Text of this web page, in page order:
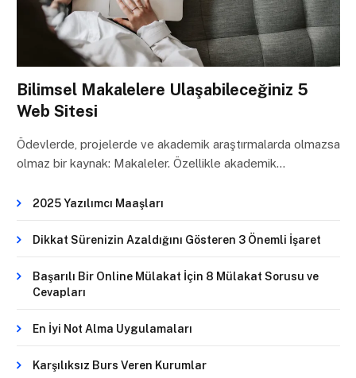
Bilimsel Makalelere Ulaşabileceğiniz 5
Web Sitesi
Ödevlerde, projelerde ve akademik araştırmalarda olmazsa
olmaz bir kaynak: Makaleler. Özellikle akademik…
2025 Yazılımcı Maaşları
Dikkat Sürenizin Azaldığını Gösteren 3 Önemli İşaret
Başarılı Bir Online Mülakat İçin 8 Mülakat Sorusu ve
Cevapları
En İyi Not Alma Uygulamaları
Karşılıksız Burs Veren Kurumlar